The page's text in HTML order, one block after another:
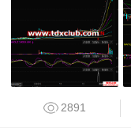
2891